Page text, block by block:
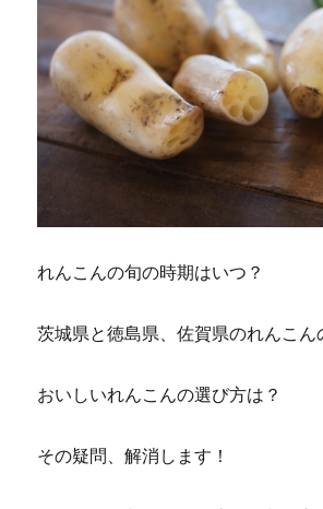
れんこんの旬の時期はいつ？
茨城県と徳島県、佐賀県のれんこん
おいしいれんこんの選び方は？
その疑問、解消します！